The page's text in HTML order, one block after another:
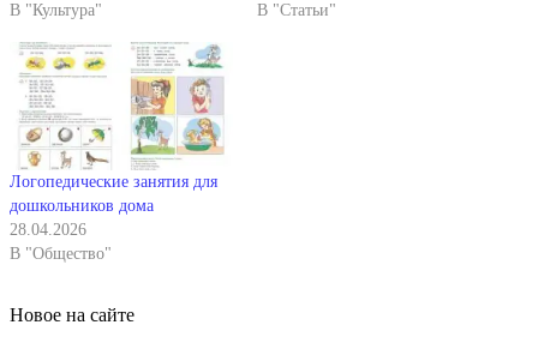
В "Культура"
В "Статьи"
Логопедические занятия для
дошкольников дома
28.04.2026
В "Общество"
Новое на сайте